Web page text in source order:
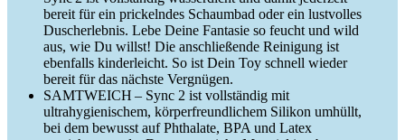
bereit für ein prickelndes Schaumbad oder ein lustvolles
Duscherlebnis. Lebe Deine Fantasie so feucht und wild
aus, wie Du willst! Die anschließende Reinigung ist
ebenfalls kinderleicht. So ist Dein Toy schnell wieder
bereit für das nächste Vergnügen.
SAMTWEICH – Sync 2 ist vollständig mit
ultrahygienischem, körperfreundlichem Silikon umhüllt,
bei dem bewusst auf Phthalate, BPA und Latex